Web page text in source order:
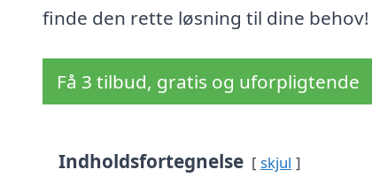
finde den rette løsning til dine behov!
Få 3 tilbud, gratis og uforpligtende
Indholdsfortegnelse skjul